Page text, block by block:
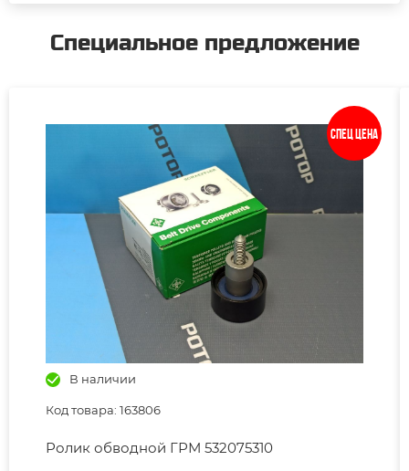
Специальное предложение
Спец цена
В наличии
Код товара: 163806
Ролик обводной ГРМ 532075310